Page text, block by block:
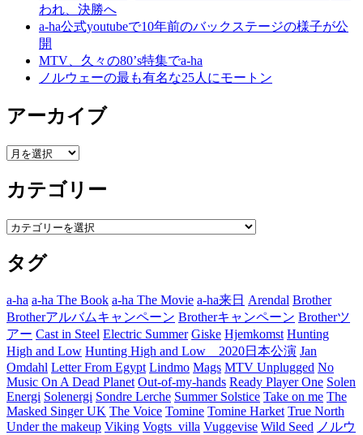
われ、決勝へ
a-ha公式youtubeで10年前のバックステージの様子が公
開
MTV、久々の80’s特集でa-ha
ノルウェーの最も有名な25人にモートン
アーカイブ
ア
カ
イ
ブ
カテゴリー
カ
ゴ
リ
ー
タグ
a-ha a-ha The Book a-ha The Movie a-ha来日 Arendal Brother
Brotherアルバムキャンペーン Brotherキャンペーン Brotherツ
アー Cast in Steel Electric Summer Giske Hjemkomst Hunting
High and Low Hunting High and Low 2020日本公演 Jan
Omdahl Letter From Egypt Lindmo Mags MTV Unplugged No
Music On A Dead Planet Out-of-my-hands Ready Player One Solen
Energi Solenergi Sondre Lerche Summer Solstice Take on me The
Masked Singer UK The Voice Tomine Tomine Harket True North
Under the makeup Viking Vogts_villa Vuggevise Wild Seed ノルウ